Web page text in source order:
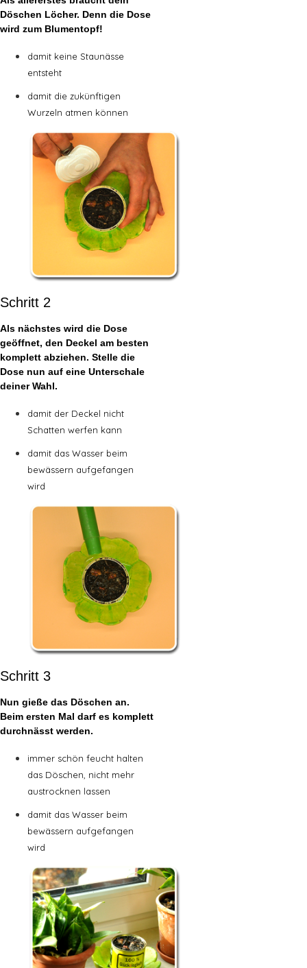
Döschen Löcher. Denn die Dose
wird zum Blumentopf!
damit keine Staunässe
entsteht
damit die zukünftigen
Wurzeln atmen können
Schritt 2
Als nächstes wird die Dose
geöffnet, den Deckel am besten
komplett abziehen. Stelle die
Dose nun auf eine Unterschale
deiner Wahl.
damit der Deckel nicht
Schatten werfen kann
damit das Wasser beim
bewässern aufgefangen
wird
Schritt 3
Nun gieße das Döschen an.
Beim ersten Mal darf es komplett
durchnässt werden.
immer schön feucht halten
das Döschen, nicht mehr
austrocknen lassen
damit das Wasser beim
bewässern aufgefangen
wird